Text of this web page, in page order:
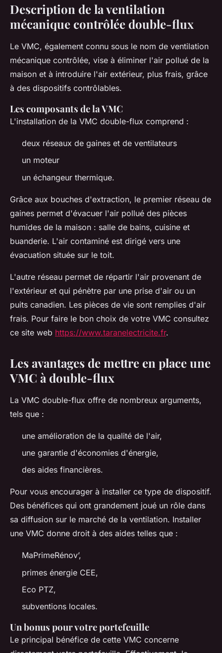
Description de la ventilation
mécanique contrôlée double-flux
Le VMC, également connu sous le nom de ventilation
mécanique contrôlée, vise à éliminer l'air pollué de la
maison et à introduire l'air extérieur, plus frais, grâce
à des dispositifs contrôlables.
Les composants de la VMC
L'installation de la VMC double-flux comprend :
deux réseaux de gaines et de ventilateurs
un moteur
un échangeur thermique.
Grâce aux bouches d'extraction, le premier réseau de
gaines permet d'évacuer l'air pollué des pièces
humides de la maison : salle de bains, cuisine et
buanderie. L'air contaminé est dirigé vers une
évacuation située sur le toit.
L'autre réseau permet de répartir l'air provenant de
l'extérieur et qui pénètre par une prise d'air ou un
puits canadien. Les pièces de vie sont remplies d'air
frais. Pour faire le bon choix de votre VMC consultez
ce site web https://www.taranelectricite.fr.
Les avantages de mettre en place une
VMC à double-flux
La VMC double-flux offre de nombreux arguments,
tels que :
une amélioration de la qualité de l'air,
une garantie d'économies d'énergie,
des aides financières.
Pour vous encourager à installer ce type de dispositif.
Des bénéfices qui ont grandement joué un rôle dans
sa diffusion sur le marché de la ventilation. Installer
une VMC donne droit à des aides telles que :
MaPrimeRénov’,
primes énergie CEE,
Eco PTZ,
subventions locales.
Un bonus pour votre portefeuille
Le principal bénéfice de cette VMC concerne